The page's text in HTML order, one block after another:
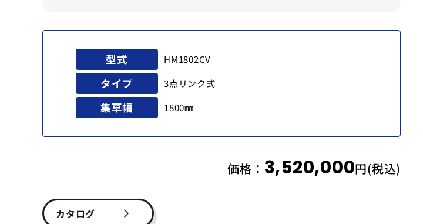
型式 HM1802CV
タイプ 3点リンク式
集草幅 1800㎜
価格： 3,520,000円(税込)
カタログ